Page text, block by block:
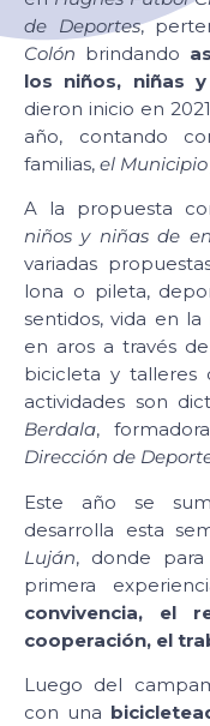
de Deportes,
Colón brindando
los niños, niñas
dieron inicio en
año, contando
familias, el Municipio
A la propuesta
niños y niñas de
variadas
lona o pileta,
sentidos, vida en
en aros a través
bicicleta y talleres
actividades son
Berdala,
Dirección de
Este año se
desarrolla esta
Luján, donde
primera
convivencia, el
cooperación, el
Luego del
con una